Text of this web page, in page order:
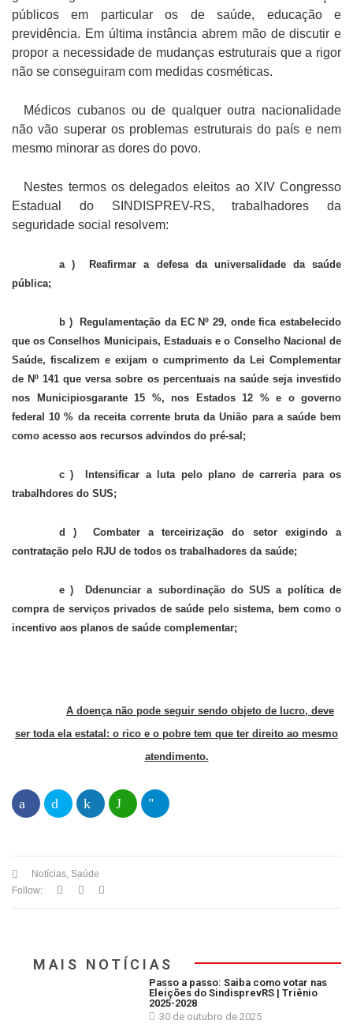
públicos em particular os de saúde, educação e
previdência. Em última instância abrem mão de discutir e
propor a necessidade de mudanças estruturais que a rigor
não se conseguiram com medidas cosméticas.
Médicos cubanos ou de qualquer outra nacionalidade
não vão superar os problemas estruturais do país e nem
mesmo minorar as dores do povo.
Nestes termos os delegados eleitos ao XIV Congresso
Estadual do SINDISPREV-RS, trabalhadores da
seguridade social resolvem:
a ) Reafirmar a defesa da universalidade da saúde
pública;
b ) Regulamentação da EC Nº 29, onde fica estabelecido
que os Conselhos Municipais, Estaduais e o Conselho Nacional de
Saúde, fiscalizem e exijam o cumprimento da Lei Complementar
de Nº 141 que versa sobre os percentuais na saúde seja investido
nos Municipiosgarante 15 %, nos Estados 12 % e o governo
federal 10 % da receita corrente bruta da União para a saúde bem
como acesso aos recursos advindos do pré-sal;
c ) Intensificar a luta pelo plano de carreria para os
trabalhdores do SUS;
d ) Combater a terceirização do setor exigindo a
contratação pelo RJU de todos os trabalhadores da saúde;
e ) Ddenunciar a subordinação do SUS a política de
compra de serviços privados de saúde pelo sistema, bem como o
incentivo aos planos de saúde complementar;
A doença não pode seguir sendo objeto de lucro, deve
ser toda ela estatal: o rico e o pobre tem que ter direito ao mesmo
atendimento.
Notícias, Saúde
Follow:
MAIS NOTÍCIAS
Passo a passo: Saiba como votar nas
Eleições do SindisprevRS | Triênio
2025-2028
30 de outubro de 2025